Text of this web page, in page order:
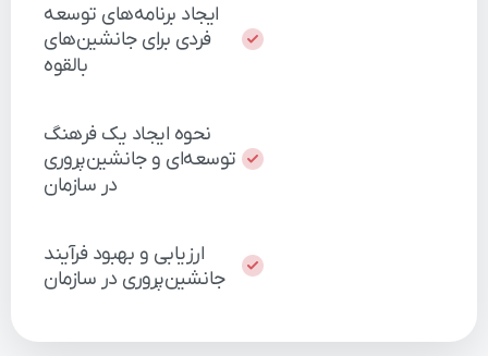
ایجاد برنامه‌های توسعه
فردی برای جانشین‌های
بالقوه
نحوه ایجاد یک فرهنگ
توسعه‌ای و جانشین‌پروری
در سازمان
ارزیابی و بهبود فرآیند
جانشین‌پروری در سازمان